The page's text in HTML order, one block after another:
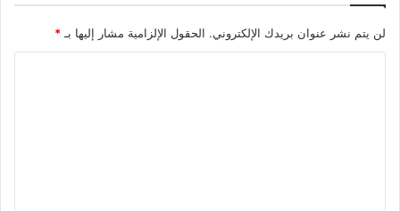
لن يتم نشر عنوان بريدك الإلكتروني. الحقول الإلزامية مشار إليها بـ *